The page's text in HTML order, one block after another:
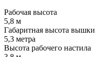
Рабочая высота
5,8 м
Габаритная высота вышки
5,3 метра
Высота рабочего настила